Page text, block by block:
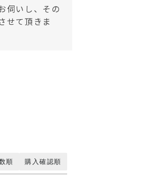
伺いし、その
せて頂きま
順 購入確認順